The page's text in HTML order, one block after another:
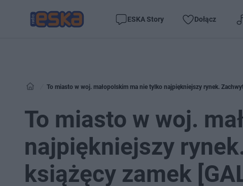
ESKA Story Dołącz
To miasto w woj. małopolskim ma nie tylko najpiękniejszy rynek.
To miasto w woj.
najpiękniejszy
książęcy zamek